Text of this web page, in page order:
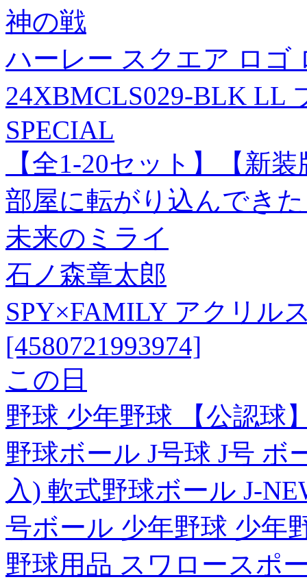
神の戦
ハーレー スクエア ロゴ
24XBMCLS029-BLK LL
SPECIAL
【全1-20セット】【新
部屋に転がり込んでき
未来のミライ
石ノ森章太郎
SPY×FAMILY アクリル
[4580721993974]
この日
野球 少年野球 【公認球
野球ボール J号球 J号 ボ
入) 軟式野球ボール J-
号ボール 少年野球 少年
野球用品 スワロースポ